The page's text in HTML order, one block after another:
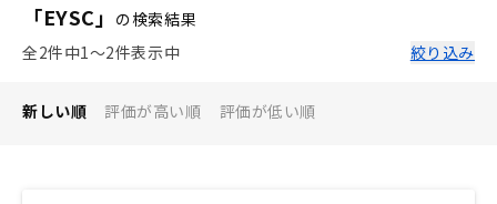
「EYSC」 の検索結果
全2件中1〜2件表示中
絞り込み
新しい順 評価が高い順 評価が低い順